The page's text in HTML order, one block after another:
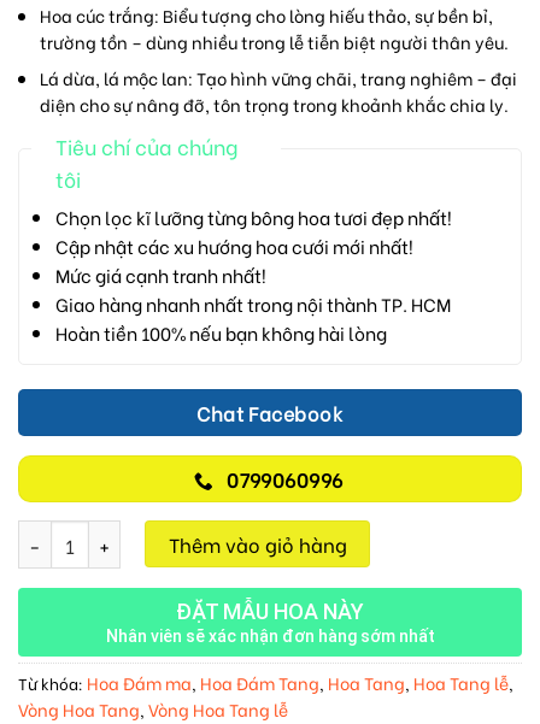
Hoa cúc trắng: Biểu tượng cho lòng hiếu thảo, sự bền bỉ,
trường tồn – dùng nhiều trong lễ tiễn biệt người thân yêu.
Lá dừa, lá mộc lan:Tạo hình vững chãi, trang nghiêm – đại
diện cho sự nâng đỡ, tôn trọng trong khoảnh khắc chia ly.
Tiêu chí của chúng
tôi
Chọn lọc kĩ lưỡng từng bông hoa tươi đẹp nhất!
Cập nhật các xu hướng hoa cưới mới nhất!
Mức giá cạnh tranh nhất!
Giao hàng nhanh nhất trong nội thành TP. HCM
Hoàn tiền 100% nếu bạn không hài lòng
Chat Facebook
0799060996
Thanh Tâm Vĩnh Biệt M106 số lượng
Thêm vào giỏ hàng
ĐẶT MẪU HOA NÀY
Nhân viên sẽ xác nhận đơn hàng sớm nhất
Từ khóa: Hoa Đám ma, Hoa Đám Tang, Hoa Tang, Hoa Tang lễ,
Vòng Hoa Tang, Vòng Hoa Tang lễ